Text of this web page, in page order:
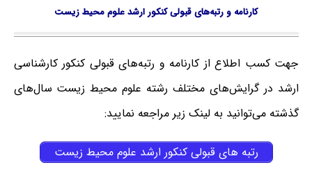
کارنامه و رتبه‌های قبولی کنکور ارشد علوم محیط زیست
جهت کسب اطلاع از کارنامه و رتبه‌های قبولی کنکور کارشناسی
ارشد در گرایش‌های مختلف رشته علوم محیط زیست سال‌های
گذشته می‌توانید به لینک زیر مراجعه نمایید:
رتبه های قبولی کنکور ارشد علوم محیط زیست